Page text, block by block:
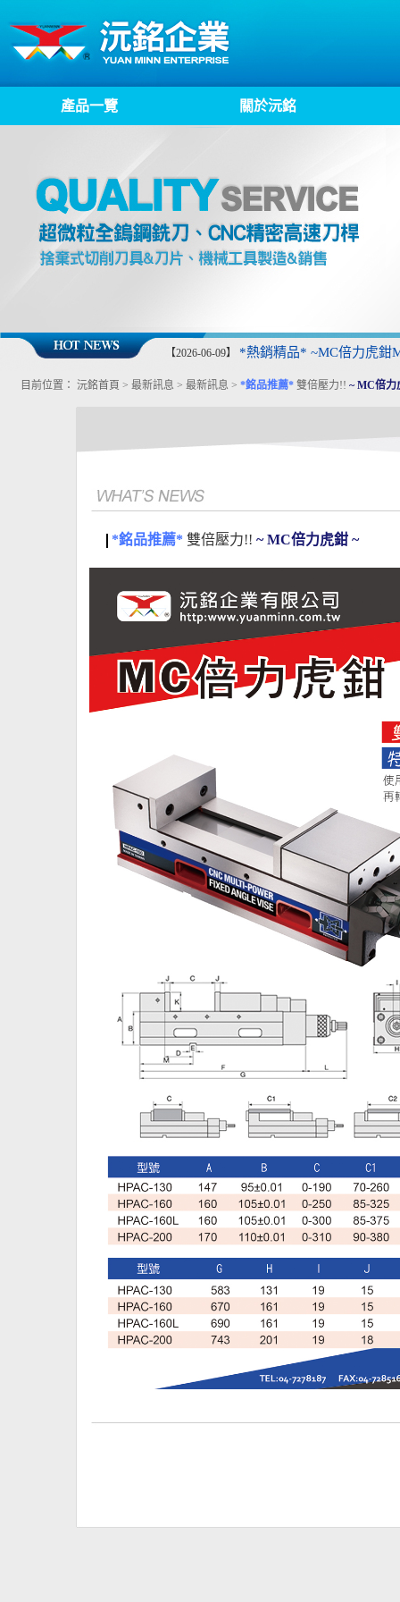
產品一覽 關於沅銘
【2026-06-09】 *熱銷精品* ~MC倍力虎鉗
目前位置： 沅銘首頁 > 最新訊息 > 最新訊息 > *銘品推薦* 雙倍壓力!! ~ MC倍力
*銘品推薦* 雙倍壓力!! ~ MC倍力虎鉗 ~